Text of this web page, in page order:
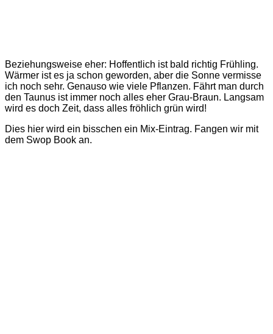
Beziehungsweise eher: Hoffentlich ist bald richtig Frühling.
Wärmer ist es ja schon geworden, aber die Sonne vermisse
ich noch sehr. Genauso wie viele Pflanzen. Fährt man durch
den Taunus ist immer noch alles eher Grau-Braun. Langsam
wird es doch Zeit, dass alles fröhlich grün wird!
Dies hier wird ein bisschen ein Mix-Eintrag. Fangen wir mit
dem Swop Book an.